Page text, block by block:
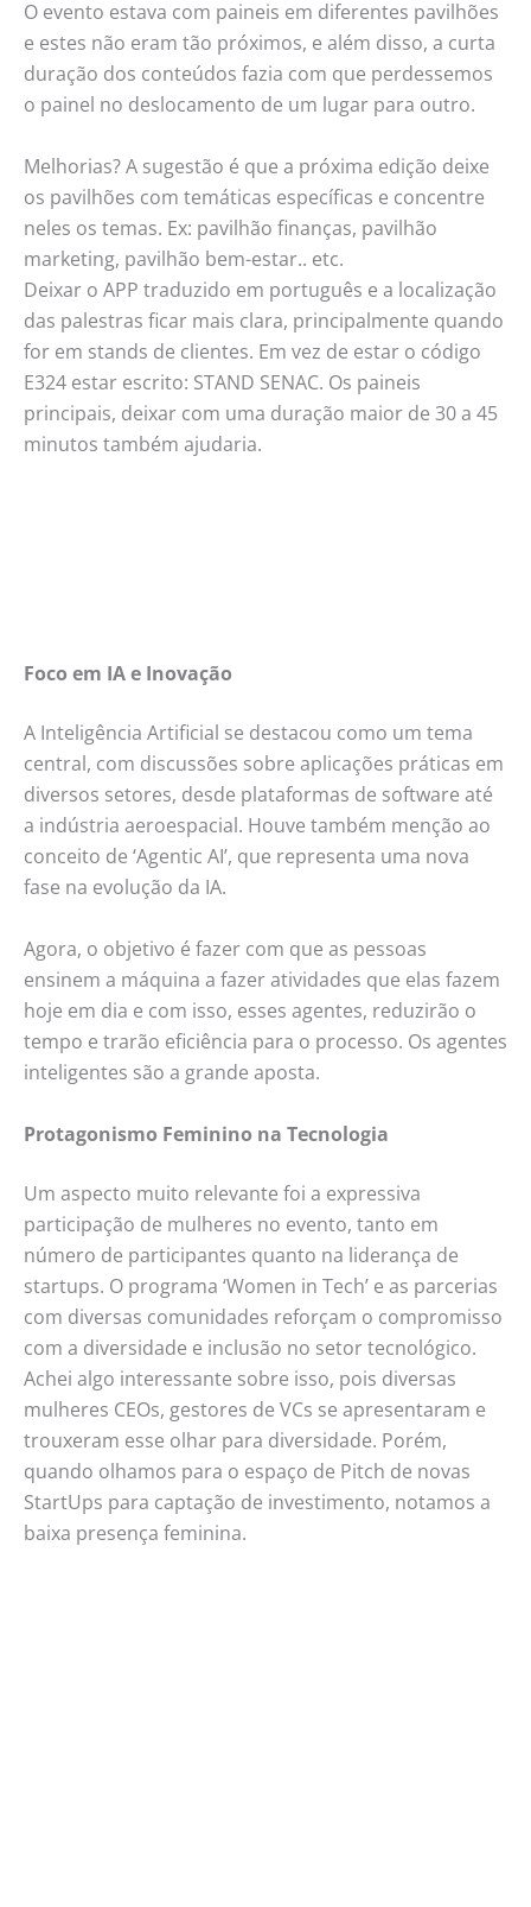
O evento estava com paineis em diferentes pavilhões
e estes não eram tão próximos, e além disso, a curta
duração dos conteúdos fazia com que perdessemos
o painel no deslocamento de um lugar para outro.
Melhorias? A sugestão é que a próxima edição deixe
os pavilhões com temáticas específicas e concentre
neles os temas. Ex: pavilhão finanças, pavilhão
marketing, pavilhão bem-estar.. etc.
Deixar o APP traduzido em português e a localização
das palestras ficar mais clara, principalmente quando
for em stands de clientes. Em vez de estar o código
E324 estar escrito: STAND SENAC. Os paineis
principais, deixar com uma duração maior de 30 a 45
minutos também ajudaria.
Foco em IA e Inovação
A Inteligência Artificial se destacou como um tema
central, com discussões sobre aplicações práticas em
diversos setores, desde plataformas de software até
a indústria aeroespacial. Houve também menção ao
conceito de ‘Agentic AI’, que representa uma nova
fase na evolução da IA.
Agora, o objetivo é fazer com que as pessoas
ensinem a máquina a fazer atividades que elas fazem
hoje em dia e com isso, esses agentes, reduzirão o
tempo e trarão eficiência para o processo. Os agentes
inteligentes são a grande aposta.
Protagonismo Feminino na Tecnologia
Um aspecto muito relevante foi a expressiva
participação de mulheres no evento, tanto em
número de participantes quanto na liderança de
startups. O programa ‘Women in Tech’ e as parcerias
com diversas comunidades reforçam o compromisso
com a diversidade e inclusão no setor tecnológico.
Achei algo interessante sobre isso, pois diversas
mulheres CEOs, gestores de VCs se apresentaram e
trouxeram esse olhar para diversidade. Porém,
quando olhamos para o espaço de Pitch de novas
StartUps para captação de investimento, notamos a
baixa presença feminina.